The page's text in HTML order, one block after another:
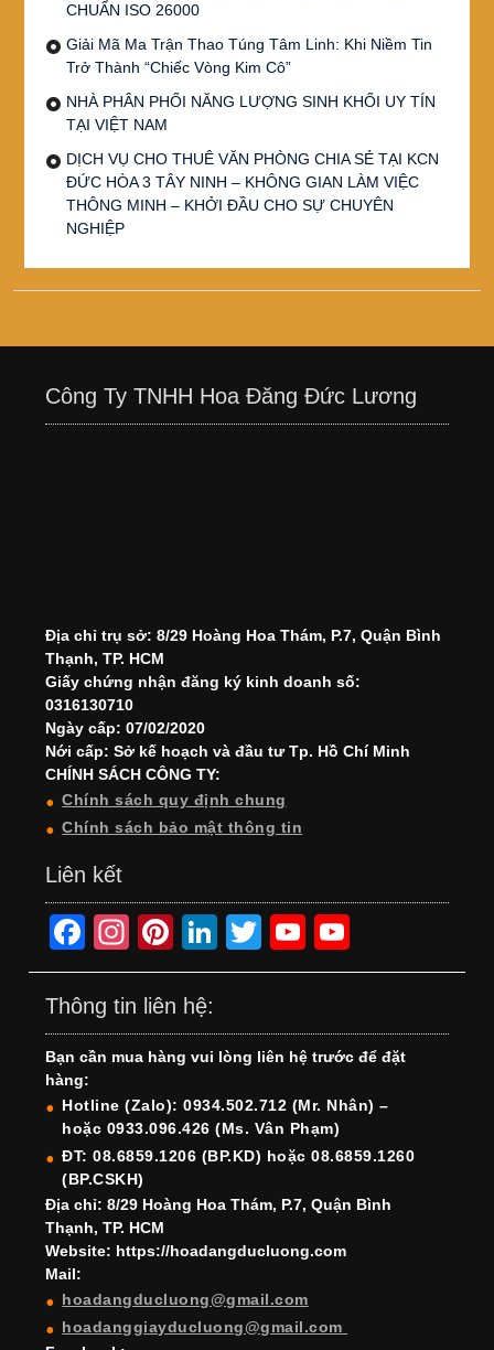
CHUẨN ISO 26000
Giải Mã Ma Trận Thao Túng Tâm Linh: Khi Niềm Tin
Trở Thành “Chiếc Vòng Kim Cô”
NHÀ PHÂN PHỐI NĂNG LƯỢNG SINH KHỐI UY TÍN
TẠI VIỆT NAM
DỊCH VỤ CHO THUÊ VĂN PHÒNG CHIA SẺ TẠI KCN
ĐỨC HÒA 3 TÂY NINH – KHÔNG GIAN LÀM VIỆC
THÔNG MINH – KHỞI ĐẦU CHO SỰ CHUYÊN
NGHIỆP
Công Ty TNHH Hoa Đăng Đức Lương
Địa chỉ trụ sở: 8/29 Hoàng Hoa Thám, P.7, Quận Bình
Thạnh, TP. HCM
Giấy chứng nhận đăng ký kinh doanh số:
0316130710
Ngày cấp: 07/02/2020
Nới cấp: Sở kế hoạch và đầu tư Tp. Hồ Chí Minh
CHÍNH SÁCH CÔNG TY:
Chính sách quy định chung
Chính sách bảo mật thông tin
Liên kết
F
a
c
e
b
o
o
k
In
st
a
gr
a
m
Pi
nt
er
e
st
Li
n
e
dI
n
T
wi
er
Y
o
T
u
b
e
o
T
u
b
e
h
Thông tin liên hệ:
Bạn cần mua hàng vui lòng liên hệ trước để đặt
hàng:
Hotline (Zalo): 0934.502.712 (Mr. Nhân) –
hoặc 0933.096.426 (Ms. Vân Phạm)
ĐT: 08.6859.1206 (BP.KD) hoặc 08.6859.1260
(BP.CSKH)
Địa chỉ: 8/29 Hoàng Hoa Thám, P.7, Quận Bình
Thạnh, TP. HCM
Website: https://hoadangducluong.com
Mail:
hoadangducluong@gmail.com
hoadanggiayducluong@gmail.com